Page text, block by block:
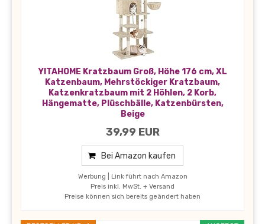
YITAHOME Kratzbaum Groß, Höhe 176 cm, XL
Katzenbaum, Mehrstöckiger Kratzbaum,
Katzenkratzbaum mit 2 Höhlen, 2 Korb,
Hängematte, Plüschbälle, Katzenbürsten,
Beige
39,99 EUR
Bei Amazon kaufen
Werbung | Link führt nach Amazon
Preis inkl. MwSt. + Versand
Preise können sich bereits geändert haben